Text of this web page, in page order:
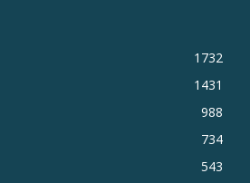
1732
1431
988
734
543